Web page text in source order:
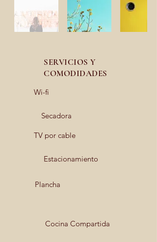
SERVICIOS Y
COMODIDADES
Wi-fi
Secadora
TV por cable
Estacionamiento
Plancha
Cocina Compartida